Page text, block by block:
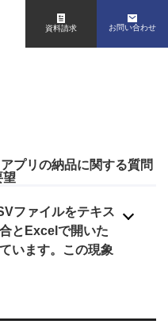
資料請求 お問い合わせ
プリの納品に関する質問
望
ファイルをテキス
とExcelで開いた
います。この現象